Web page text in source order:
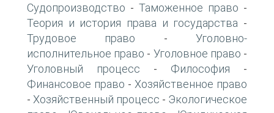
Судопроизводство - Таможенное право -
Теория и история права и государства -
Трудовое право - Уголовно-
исполнительное право - Уголовное право -
Уголовный процесс - Философия -
Финансовое право - Хозяйственное право
- Хозяйственный процесс - Экологическое